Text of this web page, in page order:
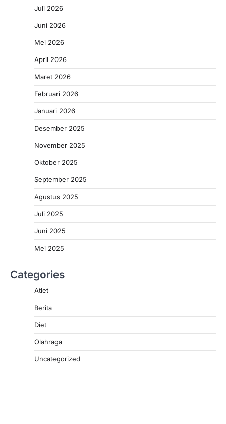
Juli 2026
Juni 2026
Mei 2026
April 2026
Maret 2026
Februari 2026
Januari 2026
Desember 2025
November 2025
Oktober 2025
September 2025
Agustus 2025
Juli 2025
Juni 2025
Mei 2025
Categories
Atlet
Berita
Diet
Olahraga
Uncategorized